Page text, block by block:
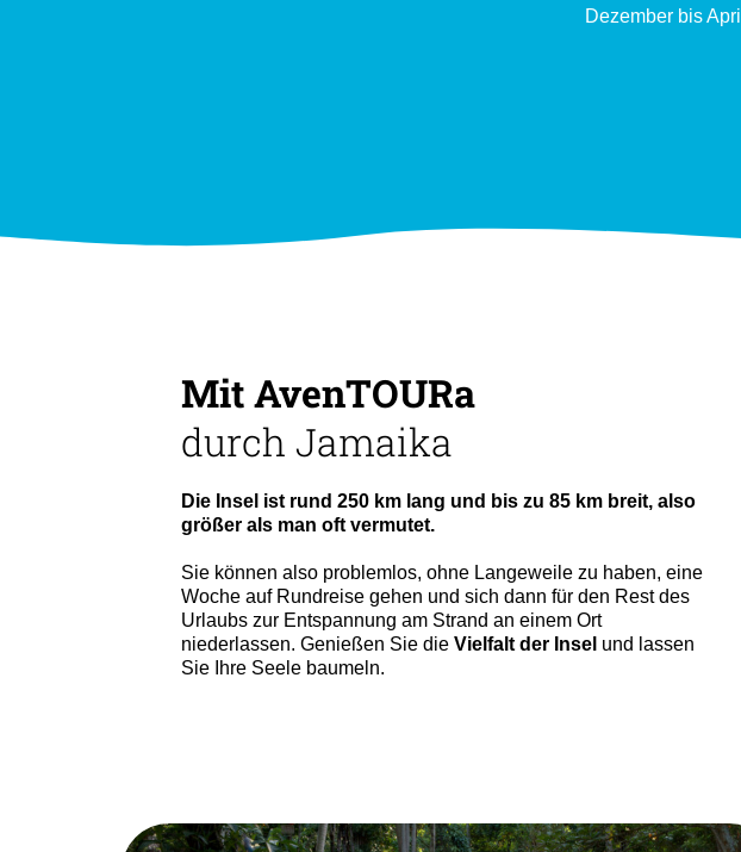
Dezember bis April
Mit AvenTOURa
durch Jamaika
Die Insel ist rund 250 km lang und bis zu 85 km breit, also
größer als man oft vermutet.
Sie können also problemlos, ohne Langeweile zu haben, eine
Woche auf Rundreise gehen und sich dann für den Rest des
Urlaubs zur Entspannung am Strand an einem Ort
niederlassen. Genießen Sie die Vielfalt der Insel und lassen
Sie Ihre Seele baumeln.